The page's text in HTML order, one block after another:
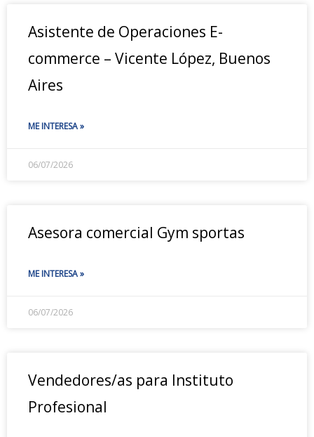
Asistente de Operaciones E-
commerce – Vicente López, Buenos
Aires
ME INTERESA »
06/07/2026
Asesora comercial Gym sportas
ME INTERESA »
06/07/2026
Vendedores/as para Instituto
Profesional